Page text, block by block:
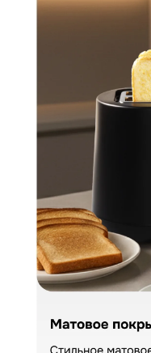
и мы
Тостер Zigmund &
Артикул:st92
Поделитесь впечатлениями